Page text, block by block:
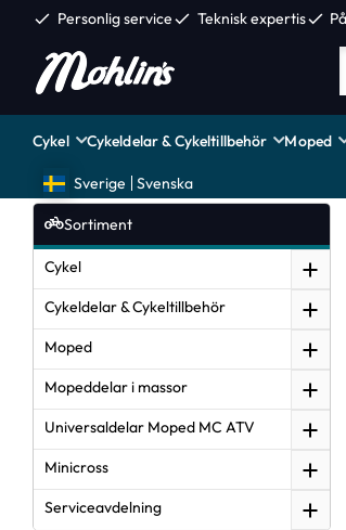
check Personlig servicecheck Teknisk expertischeck
Cykel Cykeldelar & Cykeltillbehör Moped
Sverige Svenska
Sortiment
Cykel
Cykeldelar & Cykeltillbehör
Moped
Mopeddelar i massor
Universaldelar Moped MC ATV
Minicross
Serviceavdelning